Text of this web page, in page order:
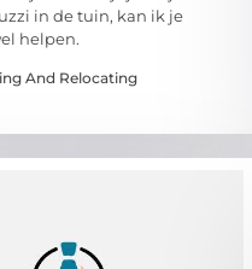
in de tuin, kan ik je
helpen.
And Relocating